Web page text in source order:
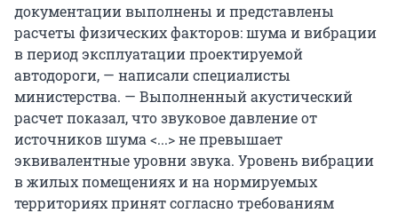
документации выполнены и представлены
расчеты физических факторов: шума и вибрации
в период эксплуатации проектируемой
автодороги, — написали специалисты
министерства. — Выполненный акустический
расчет показал, что звуковое давление от
источников шума <...> не превышает
эквивалентные уровни звука. Уровень вибрации
в жилых помещениях и на нормируемых
территориях принят согласно требованиям